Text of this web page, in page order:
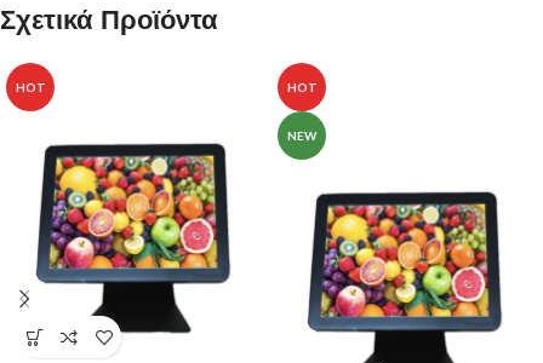
Σχετικά Προϊόντα
HOT HOT
NEW